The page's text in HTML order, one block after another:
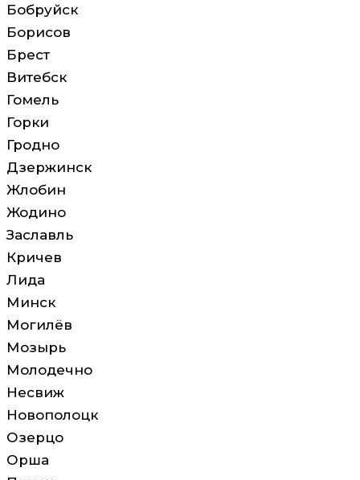
Бобруйск
Борисов
Брест
Витебск
Гомель
Горки
Гродно
Дзержинск
Жлобин
Жодино
Заславль
Кричев
Лида
Минск
Могилёв
Мозырь
Молодечно
Несвиж
Новополоцк
Озерцо
Орша